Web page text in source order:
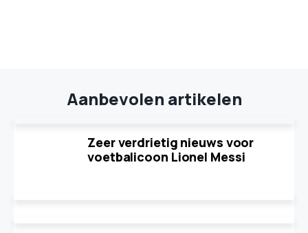
Aanbevolen artikelen
Zeer verdrietig nieuws voor
voetbalicoon Lionel Messi